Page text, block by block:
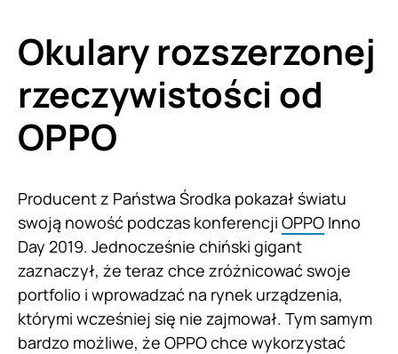
Okulary rozszerzonej
rzeczywistości od
OPPO
Producent z Państwa Środka pokazał światu
swoją nowość podczas konferencji OPPO Inno
Day 2019. Jednocześnie chiński gigant
zaznaczył, że teraz chce zróżnicować swoje
portfolio i wprowadzać na rynek urządzenia,
którymi wcześniej się nie zajmował. Tym samym
bardzo możliwe, że OPPO chce wykorzystać